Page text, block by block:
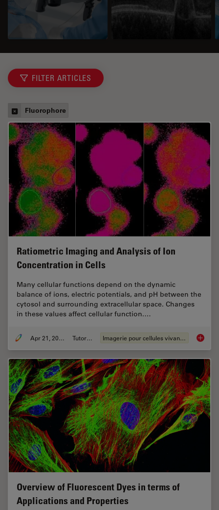
FILTER ARTICLES
Fluorophore
Ratiometric Imaging and Analysis of Ion
Concentration in Cells
Many cellular functions depend on the dynamic
balance of ions, electric potentials, and pH between the
cytosol and surrounding extracellular space. Changes
in these values affect cellular function.…
Apr 21, 2026 Tutoriel Imagerie pour cellules vivantes
Overview of Fluorescent Dyes in terms of
Applications and Properties